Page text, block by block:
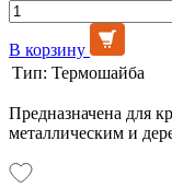
В корзину
Тип: Термошайба
Предназначена для
металлическим и